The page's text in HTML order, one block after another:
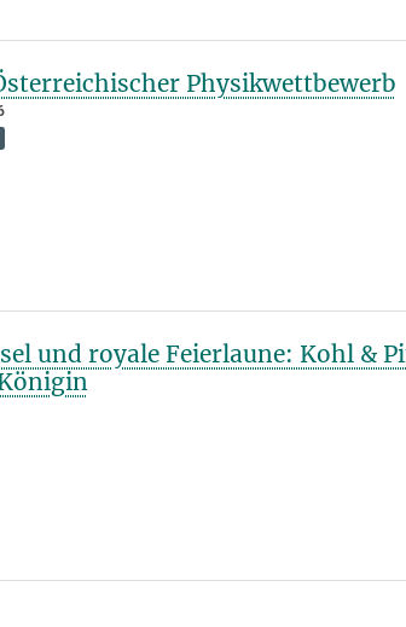
Physikwettbewerb
und royale Feierlaune: Kohl &